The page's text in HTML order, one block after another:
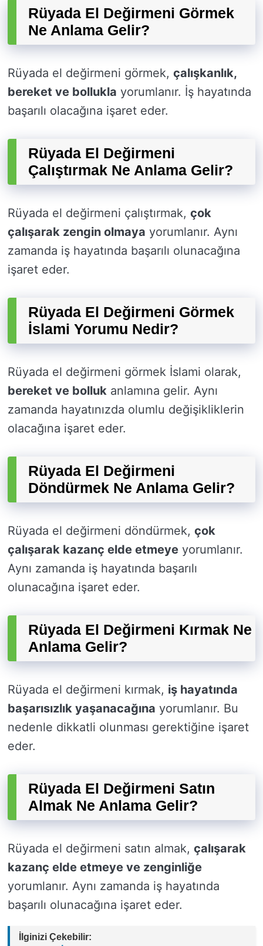
Rüyada El Değirmeni Görmek
Ne Anlama Gelir?
Rüyada el değirmeni görmek, çalışkanlık,
bereket ve bollukla yorumlanır. İş hayatında
başarılı olacağına işaret eder.
Rüyada El Değirmeni
Çalıştırmak Ne Anlama Gelir?
Rüyada el değirmeni çalıştırmak, çok
çalışarak zengin olmaya yorumlanır. Aynı
zamanda iş hayatında başarılı olunacağına
işaret eder.
Rüyada El Değirmeni Görmek
İslami Yorumu Nedir?
Rüyada el değirmeni görmek İslami olarak,
bereket ve bolluk anlamına gelir. Aynı
zamanda hayatınızda olumlu değişikliklerin
olacağına işaret eder.
Rüyada El Değirmeni
Döndürmek Ne Anlama Gelir?
Rüyada el değirmeni döndürmek, çok
çalışarak kazanç elde etmeye yorumlanır.
Aynı zamanda iş hayatında başarılı
olunacağına işaret eder.
Rüyada El Değirmeni Kırmak Ne
Anlama Gelir?
Rüyada el değirmeni kırmak, iş hayatında
başarısızlık yaşanacağına yorumlanır. Bu
nedenle dikkatli olunması gerektiğine işaret
eder.
Rüyada El Değirmeni Satın
Almak Ne Anlama Gelir?
Rüyada el değirmeni satın almak, çalışarak
kazanç elde etmeye ve zenginliğe
yorumlanır. Aynı zamanda iş hayatında
başarılı olunacağına işaret eder.
İlginizi Çekebilir: